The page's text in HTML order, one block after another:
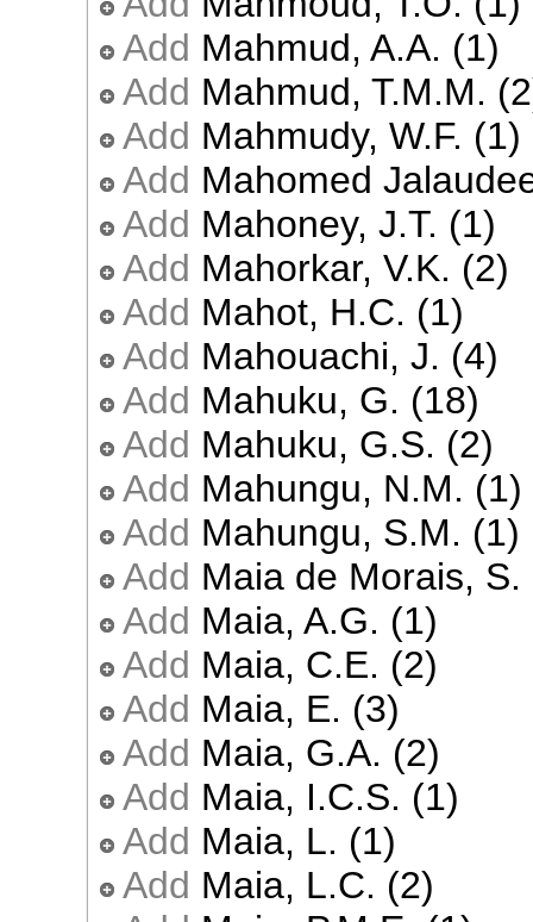
Add Mahmud, A.A. (1)
Add Mahmud, T.M.M.
Add Mahmudy, W.F. (1)
Add Mahomed
Add Mahoney, J.T. (1)
Add Mahorkar, V.K. (2)
Add Mahot, H.C. (1)
Add Mahouachi, J. (4)
Add Mahuku, G. (18)
Add Mahuku, G.S. (2)
Add Mahungu, N.M. (1)
Add Mahungu, S.M. (1)
Add Maia de Morais, S.
Add Maia, A.G. (1)
Add Maia, C.E. (2)
Add Maia, E. (3)
Add Maia, G.A. (2)
Add Maia, I.C.S. (1)
Add Maia, L. (1)
Add Maia, L.C. (2)